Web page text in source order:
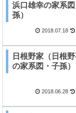
浜口雄幸の家系
孫）
2018.07.18
日根野家（日根
の家系図・子孫）
2018.06.28